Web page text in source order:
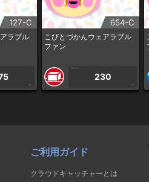
127-C
ラブル
CP
654-C
こびとづかんウェアラブル
ファン
1PLAY
230
CP
ご利用ガイド
クラウドキャッチャーとは